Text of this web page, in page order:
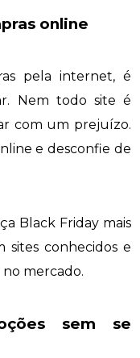
online
pela internet, é
Nem todo site é
com um prejuízo.
e desconfie de
Black Friday mais
sites conhecidos e
mercado.
sem se